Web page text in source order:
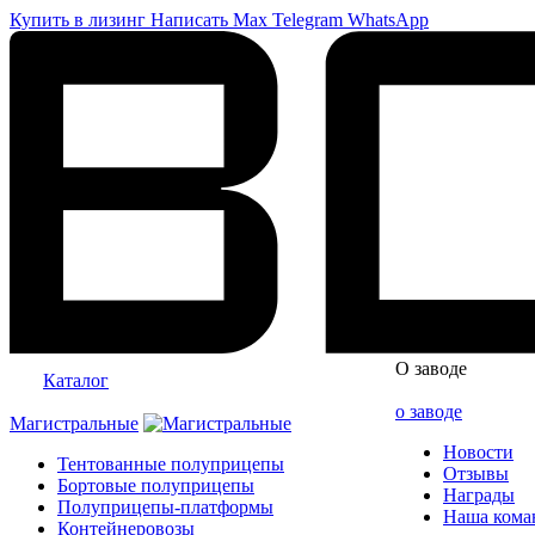
Купить в лизинг Написать Max Telegram WhatsApp
Каталог
Магистральные
Тентованные полуприцепы
Бортовые полуприцепы
Полуприцепы-платформы
Контейнеровозы
О заводе
о заводе
Новости
Отзывы
Награды
Наша